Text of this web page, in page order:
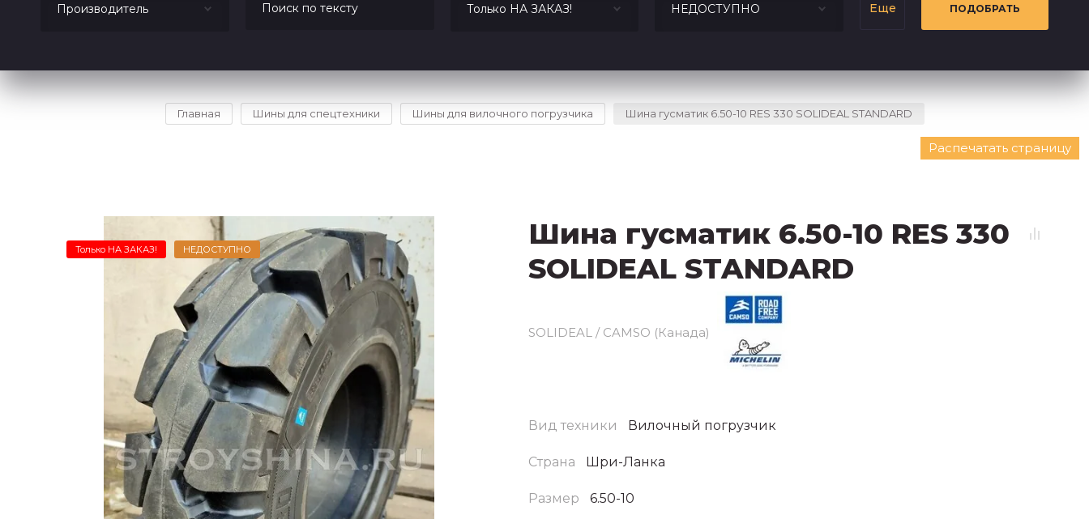
Производитель Только НА ЗАКАЗ! НЕДОСТУПНО Еще ПОДОБРАТЬ
Главная Шины для спецтехники Шины для вилочного погрузчика Шина гусматик 6.50-10 RES 330 SOLIDEAL STANDARD
Распечатать страницу
Только НА ЗАКАЗ! НЕДОСТУПНО
Шина гусматик 6.50-10 RES 330
SOLIDEAL STANDARD
SOLIDEAL / CAMSO (Канада)
Вид техники Вилочный погрузчик
Страна Шри-Ланка
Размер 6.50-10